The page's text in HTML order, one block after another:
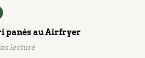
panés au Airfryer
lecture